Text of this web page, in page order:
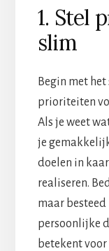
1. Stel
slim
Begin met
prioriteiten
Als je weet
je
doelen in
realiseren.
maar besteed
persoonlijke
betekent voor